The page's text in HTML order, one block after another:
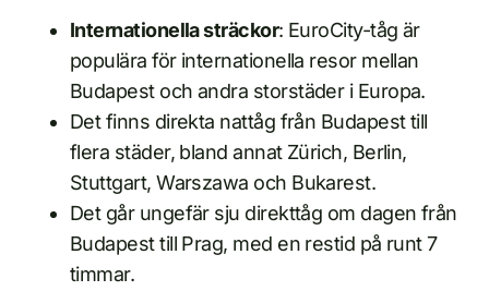
Internationella sträckor: EuroCity-tåg är
populära för internationella resor mellan
Budapest och andra storstäder i Europa.
Det finns direkta nattåg från Budapest till
flera städer, bland annat Zürich, Berlin,
Stuttgart, Warszawa och Bukarest.
Det går ungefär sju direkttåg om dagen från
Budapest till Prag, med en restid på runt 7
timmar.